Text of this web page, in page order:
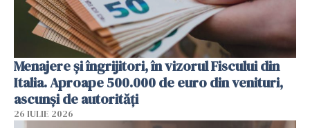
Menajere și îngrijitori, în vizorul Fiscului din
Italia. Aproape 500.000 de euro din venituri,
ascunși de autorități
26 IULIE 2026